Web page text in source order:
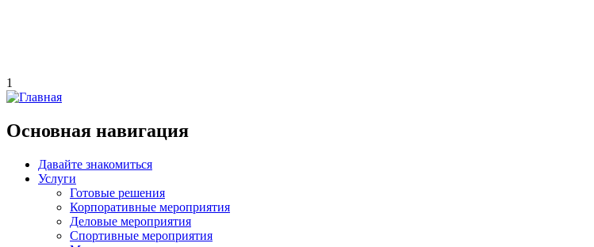
1
Основная навигация
Давайте знакомиться
Услуги
Готовые решения
Корпоративные мероприятия
Деловые мероприятия
Спортивные мероприятия